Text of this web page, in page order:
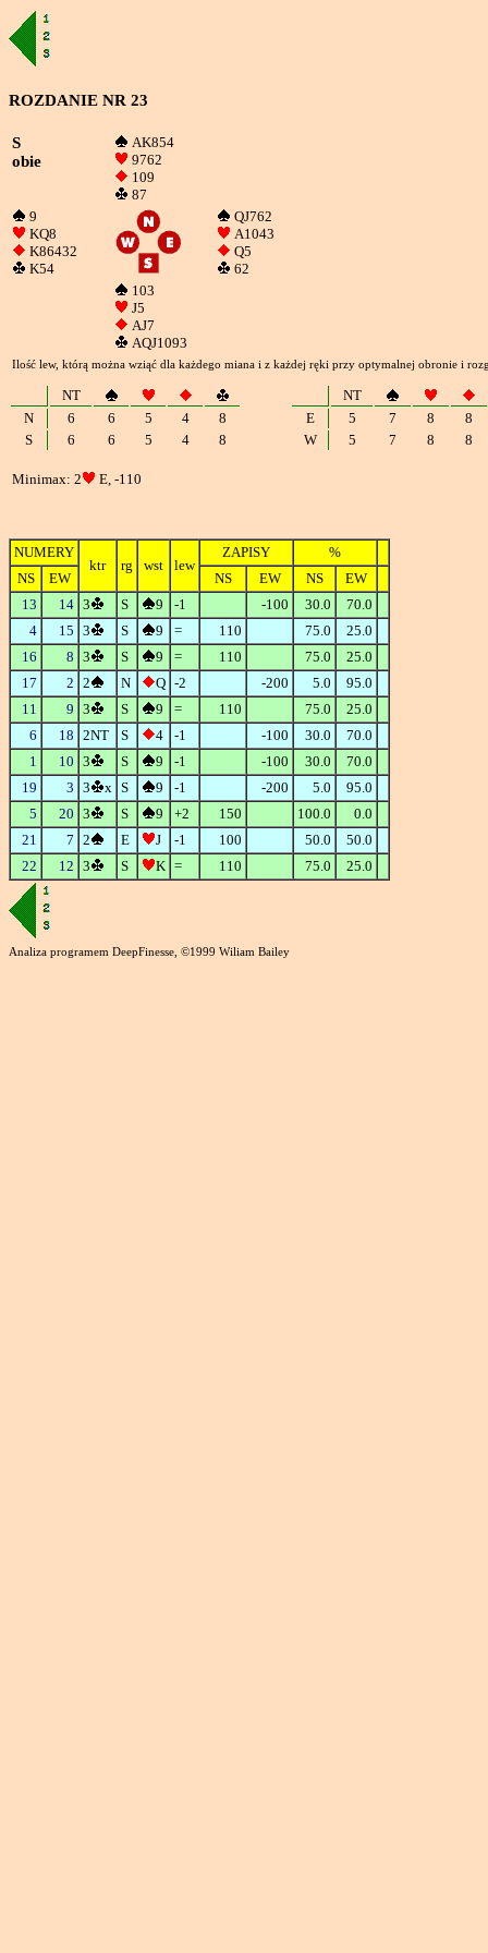
ROZDANIE NR 23
S
obie
AK854
9762
109
87
9
KQ8
K86432
K54
QJ762
A1043
Q5
62
103
J5
AJ7
AQJ1093
Ilość lew, którą można wziąć dla każdego miana i z każdej ręki przy optymalnej obronie i
NT
NT
N
6 6 5 4 8 E 5 7 8
8
S
6 6 5 4 8 W 5 7 8 8
Minimax: 2 E, -110
NUMERY
ktr
rg wst lew
ZAPISY
%
NS
EW NS EW NS
EW
13
14 3 S 9 -1 -100 30.0
70.0
4
15 3 S 9 = 110 75.0
25.0
16
8 3 S 9 = 110 75.0
25.0
17
2 2 N Q -2 -200 5.0
95.0
11
9 3 S 9 = 110 75.0
25.0
6
18 2NT S 4 -1 -100 30.0
70.0
1
10 3 S 9 -1 -100 30.0
70.0
19
3 3 x S 9 -1 -200 5.0
95.0
5
20 3 S 9 +2 150 100.0
0.0
21
7 2 E J -1 100 50.0
50.0
22
12 3 S K = 110 75.0 25.0
Analiza programem DeepFinesse, ©1999 Wiliam Bailey